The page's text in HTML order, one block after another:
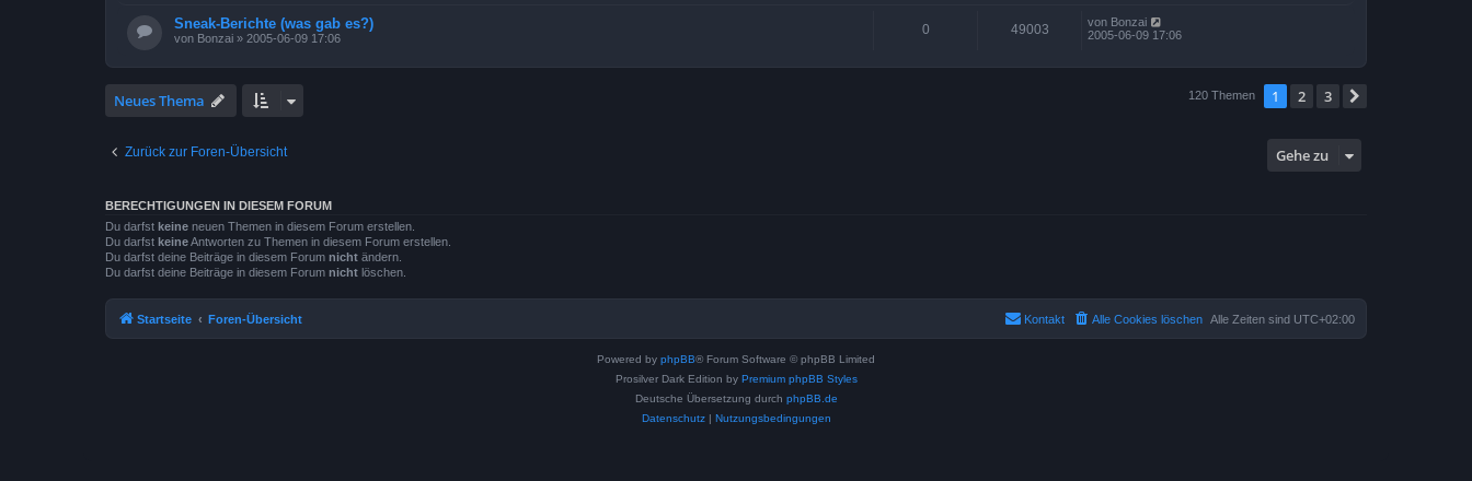
Sneak-Berichte (was gab es?)
von Bonzai » 2005-06-09 17:06
0 49003 von Bonzai
2005-06-09 17:06
Neues Thema 120 Themen 1 2 3
Zurück zur Foren-Übersicht Gehe zu
BERECHTIGUNGEN IN DIESEM FORUM
Du darfst keine neuen Themen in diesem Forum erstellen.
Du darfst keineAntworten zu Themen in diesem Forum erstellen.
Du darfst deine Beiträge in diesem Forum nicht ändern.
Du darfst deine Beiträge in diesem Forum nicht löschen.
Startseite Foren-Übersicht Alle Zeiten sind UTC+02:00
Alle Cookies löschen
Kontakt
Powered by phpBB® Forum Software © phpBB Limited
Prosilver Dark Edition by Premium phpBB Styles
Deutsche Übersetzung durch phpBB.de
Datenschutz| Nutzungsbedingungen